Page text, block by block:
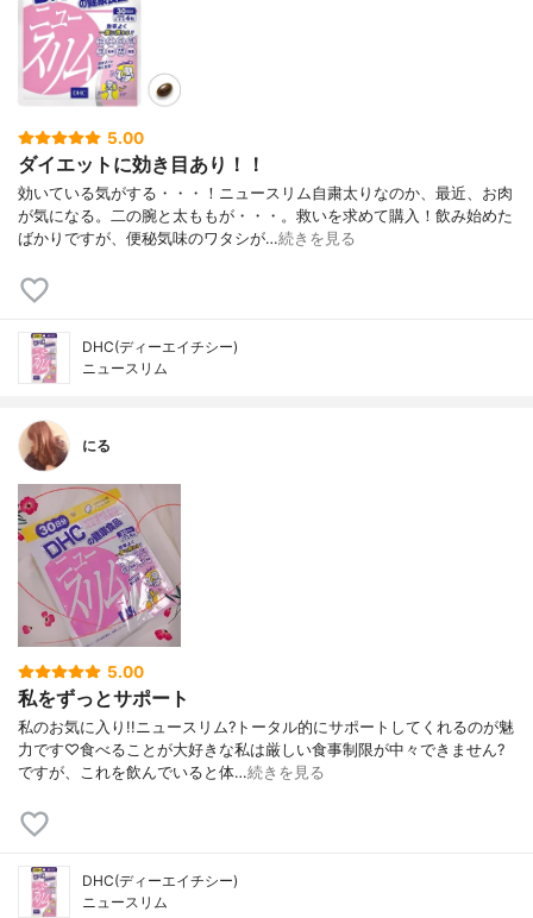
5.00
ダイエットに効き目あり！！
効いている気がする・・・！ニュースリム自粛太りなのか、最近、お肉
が気になる。二の腕と太ももが・・・。救いを求めて購入！飲み始めた
ばかりですが、便秘気味のワタシが…続きを見る
DHC(ディーエイチシー)
ニュースリム
にる
5.00
私をずっとサポート
私のお気に入り!!ニュースリム?トータル的にサポートしてくれるのが魅
力です♡食べることが大好きな私は厳しい食事制限が中々できません?
ですが、これを飲んでいると体…続きを見る
DHC(ディーエイチシー)
ニュースリム